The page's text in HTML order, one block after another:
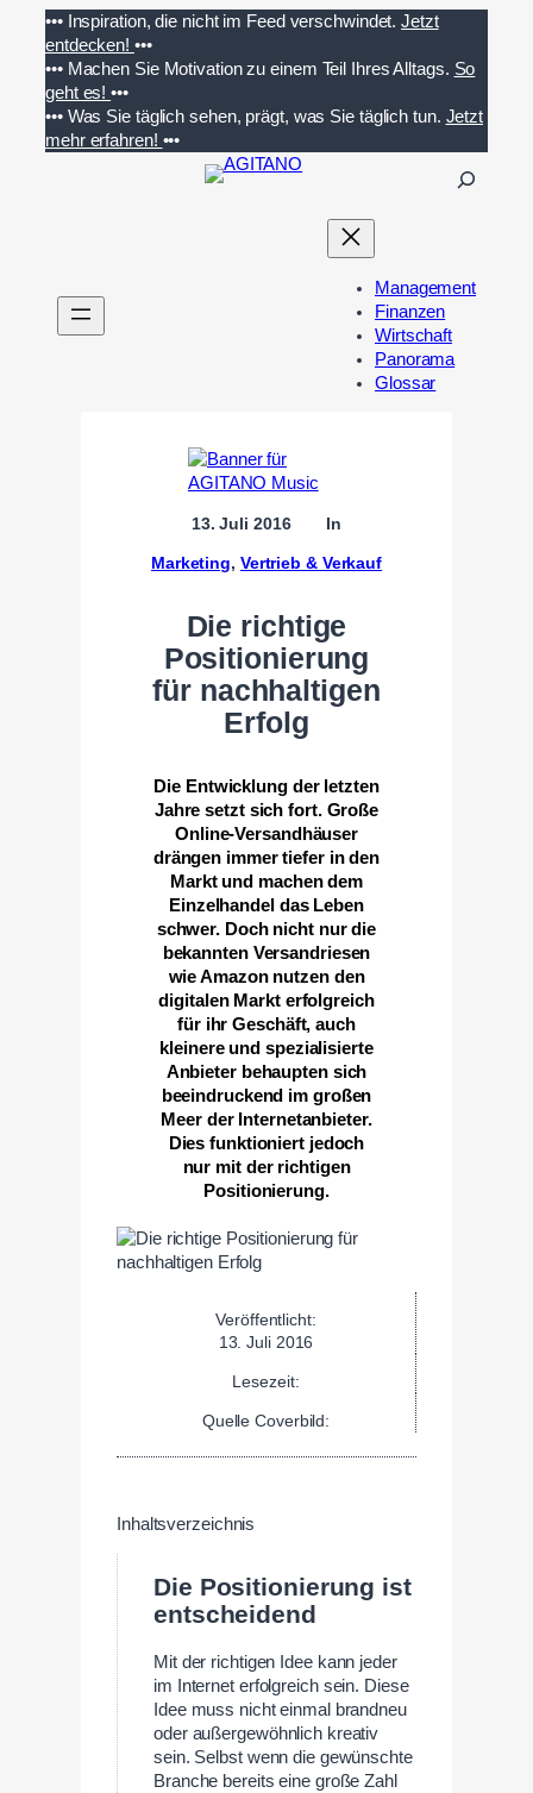
Inhalt
springen
••• Inspiration, die nicht im Feed verschwindet. Jetzt
entdecken! •••
••• Machen Sie Motivation zu einem Teil Ihres Alltags. So
geht es!•••
••• Was Sie täglich sehen, prägt, was Sie täglich tun. Jetzt
mehr erfahren! •••
n
Management
Finanzen
Wirtschaft
Panorama
Glossar
13. Juli 2016 In
Marketing, Vertrieb & Verkauf
Die richtige
Positionierung
für nachhaltigen
Erfolg
Die Entwicklung der letzten
Jahre setzt sich fort. Große
Online-Versandhäuser
drängen immer tiefer in den
Markt und machen dem
Einzelhandel das Leben
schwer. Doch nicht nur die
bekannten Versandriesen
wie Amazon nutzen den
digitalen Markt erfolgreich
für ihr Geschäft, auch
kleinere und spezialisierte
Anbieter behaupten sich
beeindruckend im großen
Meer der Internetanbieter.
Dies funktioniert jedoch
nur mit der richtigen
Positionierung.
Veröffentlicht:
13. Juli 2016
Lesezeit:
Quelle Coverbild:
Inhaltsverzeichnis
Die Positionierung ist
entscheidend
Mit der richtigen Idee kann jeder
im Internet erfolgreich sein. Diese
Idee muss nicht einmal brandneu
oder außergewöhnlich kreativ
sein. Selbst wenn die gewünschte
Branche bereits eine große Zahl